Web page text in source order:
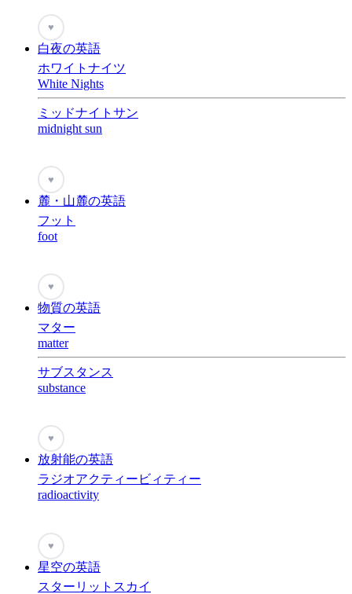
♥
白夜の英語
ホワイトナイツ
White Nights
ミッドナイトサン
midnight sun
♥
麓・山麓の英語
フット
foot
♥
物質の英語
マター
matter
サブスタンス
substance
♥
放射能の英語
ラジオアクティービィティー
radioactivity
♥
星空の英語
スターリットスカイ